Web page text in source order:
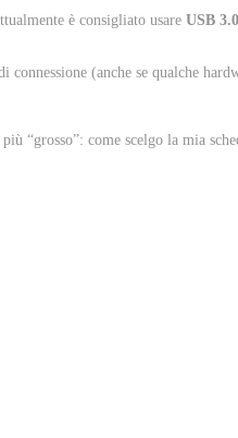
è consigliato usare USB 3.0
connessione (anche se qualche
“grosso”: come scelgo la mia